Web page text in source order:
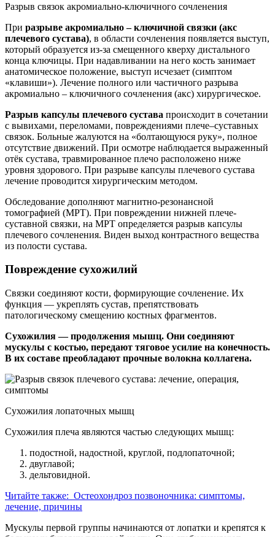
Разрыв связок акромиально‐ключичного сочленения
При разрыве акромиально – ключичной связки (акс
плечевого сустава), в области сочленения появляется выступ,
который образуется из‐за смещенного кверху дистального
конца ключицы. При надавливании на него кость занимает
анатомическое положение, выступ исчезает (симптом
«клавиши»). Лечение полного или частичного разрыва
акромиально – ключичного сочленения (акс) хирургическое.
Разрыв капсулы плечевого сустава происходит в сочетании
с вывихами, переломами, повреждениями плече–суставных
связок. Больные жалуются на «болтающуюся руку», полное
отсутствие движений. При осмотре наблюдается выраженный
отёк сустава, травмированное плечо расположено ниже
уровня здорового. При разрыве капсулы плечевого сустава
лечение проводится хирургическим методом.
Обследование дополняют магнитно‐резонансной
томографией (МРТ). При повреждении нижней плече‐
суставной связки, на МРТ определяется разрыв капсулы
плечевого сочленения. Виден выход контрастного вещества
из полости сустава.
Повреждение сухожилий
Связки соединяют кости, формирующие сочленение. Их
функция — укреплять сустав, препятствовать
патологическому смещению костных фрагментов.
Сухожилия — продолжения мышц. Они соединяют
мускулы с костью, передают тяговое усилие на конечность.
В их составе преобладают прочные волокна коллагена.
Сухожилия лопаточных мышц
Сухожилия плеча являются частью следующих мышц:
подостной, надостной, круглой, подлопаточной;
двуглавой;
дельтовидной.
Читайте также: Остеохондроз позвоночника: симптомы,
лечение, причины
Мускулы первой группы начинаются от лопатки и крепятся к